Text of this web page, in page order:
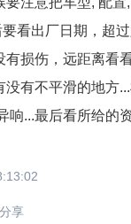
看出厂日期，超
有损伤，远距离看
没有不平滑的地方
响...最后看所给的
分享